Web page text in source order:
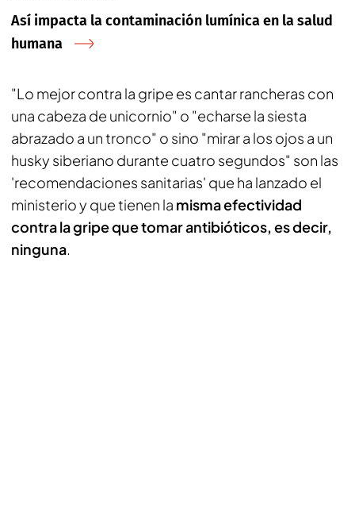
Así impacta la contaminación lumínica en la salud
humana
"Lo mejor contra la gripe es cantar rancheras con
una cabeza de unicornio" o "echarse la siesta
abrazado a un tronco" o sino "mirar a los ojos a un
husky siberiano durante cuatro segundos" son las
'recomendaciones sanitarias' que ha lanzado el
ministerio y que tienen la misma efectividad
contra la gripe que tomar antibióticos, es decir,
ninguna.